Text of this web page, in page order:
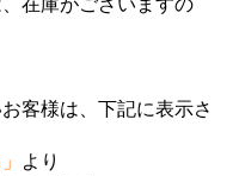
在庫がございますの
客様は、下記に表示さ
より